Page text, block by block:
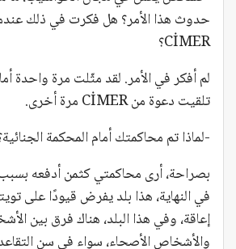
حدوث هذا الأمر؟ هل فكرت في ذلك
CİMER؟
لم أفكر في الأمر. لقد مثّلت مرة واحدة
تلقيت دعوة من CİMER مرة أخرى.
-لماذا تم محاكمتك أمام المحكمة
بصراحة، أرى محاكمتي كثمن أدفعه
في النهاية، هذا بلد يفرض قيودًا على
إعاقة، وفي هذا البلد، هناك فرق بين
والأشخاص الأصحاء، سواء في سن